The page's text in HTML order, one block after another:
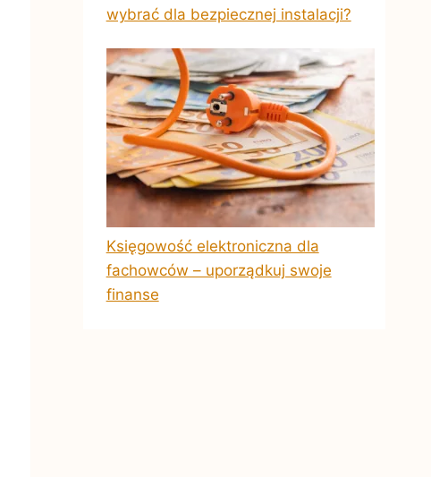
wybrać dla bezpiecznej instalacji?
Księgowość elektroniczna dla
fachowców – uporządkuj swoje
finanse